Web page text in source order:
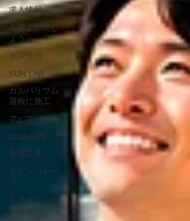
求人情報
佐賀よかでし
ょう
サンラボ
SUN LAB
ガルバリウム
屋根に施工
アビスパ福岡
Chat GPT
長府工産
ドゲンジャー
ズ
トライブリッ
ド蓄電池